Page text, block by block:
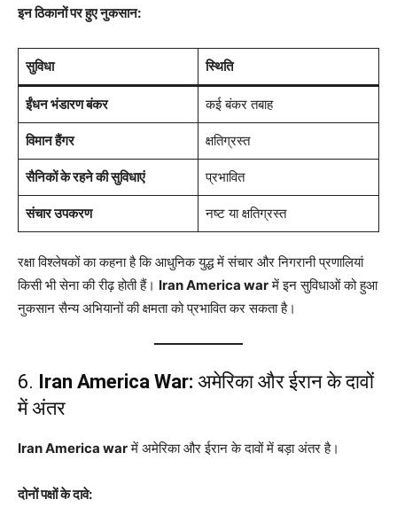
इन ठिकानों पर हुए नुकसान:
सुविधा स्थिति
ईंधन भंडारण बंकर कई बंकर तबाह
विमान हैंगर क्षतिग्रस्त
सैनिकों के रहने की सुविधाएं प्रभावित
संचार उपकरण नष्ट या क्षतिग्रस्त
रक्षा विश्लेषकों का कहना है कि आधुनिक युद्ध में संचार और निगरानी प्रणालियां
किसी भी सेना की रीढ़ होती हैं। Iran America warमें इन सुविधाओं को हुआ
नुकसान सैन्य अभियानों की क्षमता को प्रभावित कर सकता है।
6. Iran America War: अमेरिका और ईरान के दावों
में अंतर
Iran America warमें अमेरिका और ईरान के दावों में बड़ा अंतर है।
दोनों पक्षों के दावे: